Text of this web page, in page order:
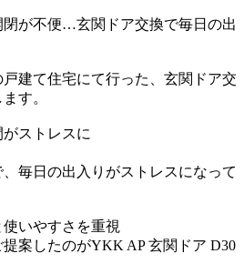
が不便…玄関ドア交換で毎日の出
建て住宅にて行った、玄関ドア交
す。
ストレスに
、毎日の出入りがストレスになって
いやすさを重視
案したのがYKK AP 玄関ドア D30